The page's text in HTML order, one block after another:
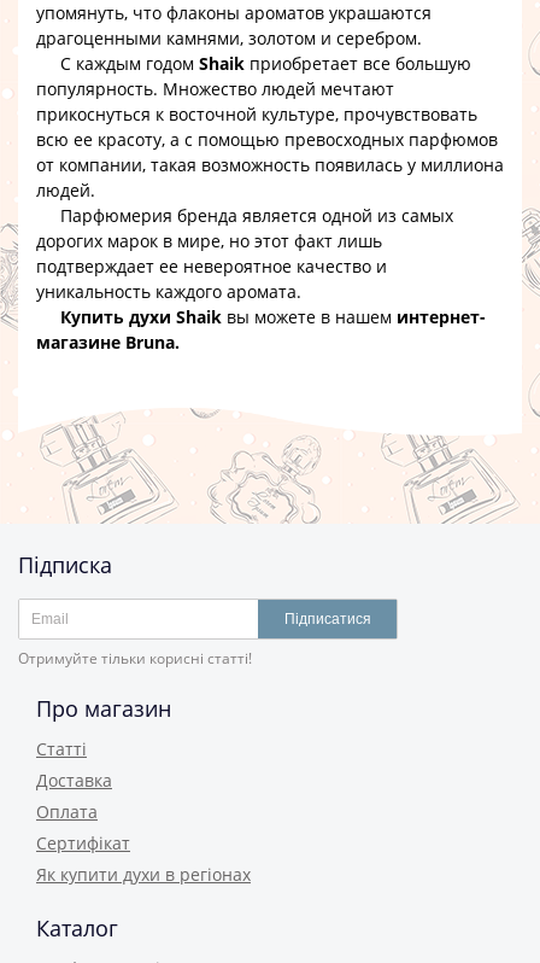
упомянуть, что флаконы ароматов украшаются
драгоценными камнями, золотом и серебром.
С каждым годом Shaik приобретает все большую
популярность. Множество людей мечтают
прикоснуться к восточной культуре, прочувствовать
всю ее красоту, а с помощью превосходных парфюмов
от компании, такая возможность появилась у миллиона
людей.
Парфюмерия бренда является одной из самых
дорогих марок в мире, но этот факт лишь
подтверждает ее невероятное качество и
уникальность каждого аромата.
Купить духи Shaik вы можете в нашем интернет-
магазине Bruna.
Підписка
Підписатися
Отримуйте тільки корисні статті!
Про магазин
Статті
Доставка
Оплата
Сертифікат
Як купити духи в регіонах
Каталог